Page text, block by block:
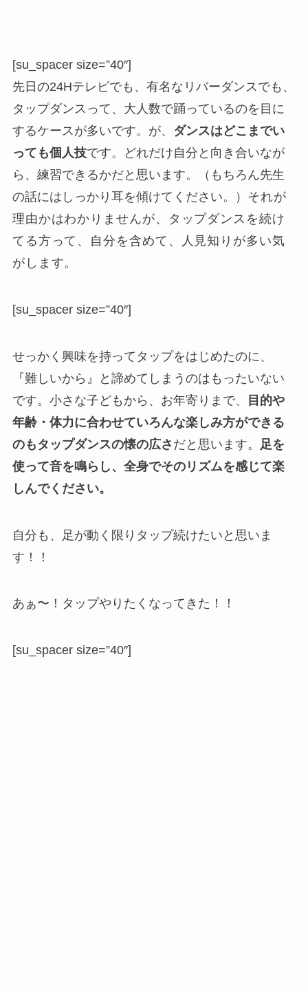
[su_spacer size=”40″]
先日の24Hテレビでも、有名なリバーダンスでも、
タップダンスって、大人数で踊っているのを目に
するケースが多いです。が、 ダンスはどこまでい
っても個人技です。どれだけ自分と向き合いなが
ら、練習できるかだと思います。（もちろん先生
の話にはしっかり耳を傾けてください。） それが
理由かはわかりませんが、タップダンスを続け
てる方って、自分を含めて、人見知りが多い気
がします。
[su_spacer size=”40″]
せっかく興味を持ってタップをはじめたのに、
『難しいから』と諦めてしまうのはもったいない
です。小さな子どもから、お年寄りまで、
目的や
年齢・体力に合わせていろんな楽しみ方ができる
のもタップダンスの懐の広さ だと思います。
足を
使って音を鳴らし、全身でそのリズムを感じて楽
しんでください。
自分も、足が動く限りタップ続けたいと思いま
す！！
あぁ〜！タップやりたくなってきた！！
[su_spacer size=”40″]